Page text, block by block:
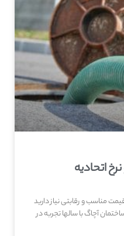
اتحادیه
مناسب و رقابتی نیاز دارید
آچاگ با سالها تجربه در